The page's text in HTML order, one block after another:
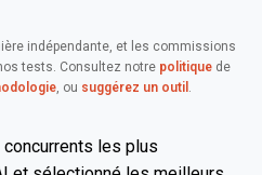
indépendante, et les commissions
tests. Consultez notre politique de
, ou suggérez un outil .
concurrents les plus